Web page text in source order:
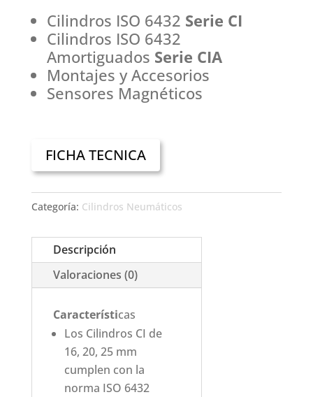
Cilindros ISO 6432 Serie CI
Cilindros ISO 6432
Amortiguados Serie CIA
Montajes y Accesorios
Sensores Magnéticos
FICHA TECNICA
Categoría: Cilindros Neumáticos
Descripción
Valoraciones (0)
Características
Los Cilindros CI de
16, 20, 25 mm
cumplen con la
norma ISO 6432